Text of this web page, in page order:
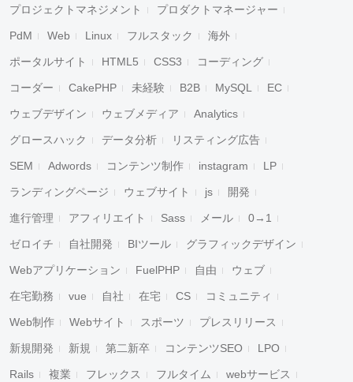
プロジェクトマネジメント プロダクトマネージャー
PdM Web Linux フルスタック 海外
ポータルサイト HTML5 CSS3 コーディング
コーダー CakePHP 未経験 B2B MySQL EC
ウェブデザイン ウェブメディア Analytics
グロースハック データ分析 リスティング広告
SEM Adwords コンテンツ制作 instagram LP
ランディングページ ウェブサイト js 開発
進行管理 アフィリエイト Sass メール 0→1
ゼロイチ 自社開発 BIツール グラフィックデザイン
Webアプリケーション FuelPHP 自由 ウェブ
在宅勤務 vue 自社 在宅 CS コミュニティ
Web制作 Webサイト スポーツ プレスリリース
新規開発 新規 第二新卒 コンテンツSEO LPO
Rails 複業 フレックス フルタイム webサービス